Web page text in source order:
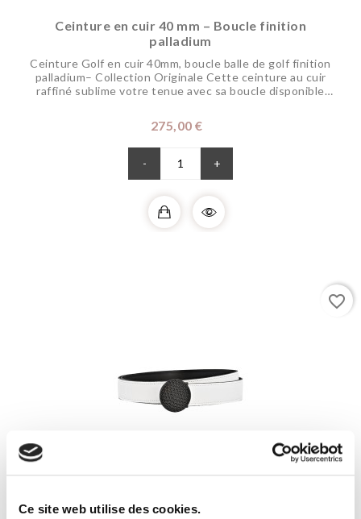
Ce site web utilise des cookies.
Ceinture en cuir 40 mm – Boucle finition
palladium
Ceinture Golf en cuir 40mm, boucle balle de golf finition
palladium– Collection Originale Cette ceinture au cuir
raffiné sublime votre tenue avec sa boucle disponible
une meilleure résistance en extérieur pour la pratique du
golf, nous utilisons un...
275,00 €
- +
favorite_border